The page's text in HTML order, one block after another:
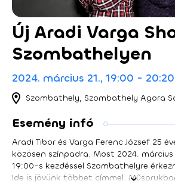
Új Aradi Varga
Szombathelyen
2024. március 21., 19:00 - 20:20
Szombathely, Szombathely Agora
Esemény infó
Aradi Tibor és Varga Ferenc József 25
közösen színpadra. Most 2024.
19:00-s kezdéssel Szombathelyre
Ide is jövünk többet címmel.